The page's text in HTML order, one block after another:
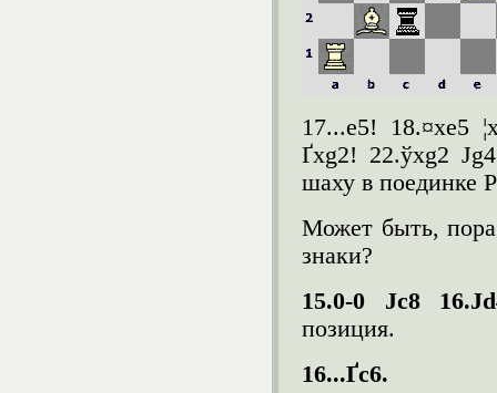
17...e5! 18.¤xe5
Ґxg2! 22.ўxg2
шаху в поединке
Может быть, пора
знаки?
15.0-0 Јc8 16.Јd
позиция.
16...Ґc6.